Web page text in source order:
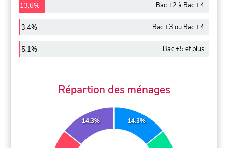
13,6% Bac +2 à Bac +4
3,4% Bac +3 ou Bac +4
5,1% Bac +5 et plus
Répartion des ménages
14.3%
14.3%